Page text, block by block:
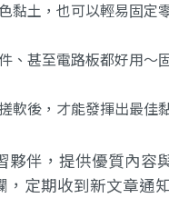
黏土，也可以輕易固定
、甚至電路板都好用～
軟後，才能發揮出最佳
夥伴，提供優質內容
，定期收到新文章通